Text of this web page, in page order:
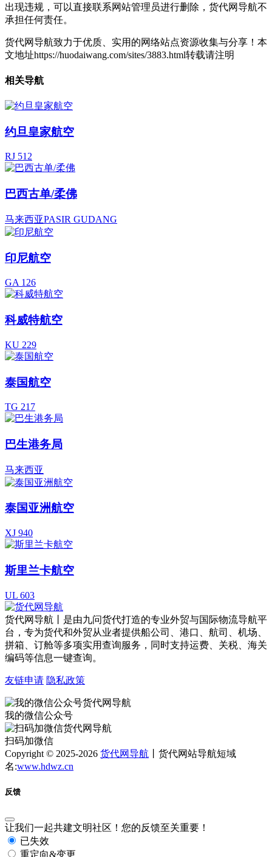
出现违规，可以直接联系网站管理员进行删除，货代网导航不
承担任何责任。
货代网导航致力于优质、实用的网络站点资源收集与分享！ 本
文地址https://huodaiwang.com/sites/3883.html转载请注明
相关导航
约旦皇家航空
RJ 512
巴西古单/柔佛
马来西亚PASIR GUDANG
印尼航空
GA 126
科威特航空
KU 229
泰国航空
TG 217
巴生港务局
马来西亚
泰国亚洲航空
XJ 940
斯里兰卡航空
UL 603
货代网导航丨是由九问货代打造的专业外贸与国际物流导航平
台，专为货代和外贸从业者提供船公司、港口、航司、机场、
拼箱、订舱等多项实用查询服务，同时支持运费、关税、海关
编码等信息一键查询。
友链申请 隐私政策
我的微信公众号
扫码加微信
Copyright © 2025-2026 货代网导航 丨货代网站导航短域
名:www.hdwz.cn
反馈
让我们一起共建文明社区！您的反馈至关重要！
已失效
重定向&变更